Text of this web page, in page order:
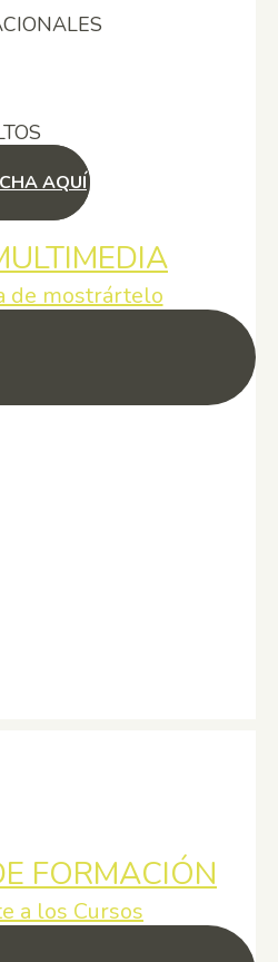
AQUÍ
de mostrártelo
FORMACIÓN
a los Cursos